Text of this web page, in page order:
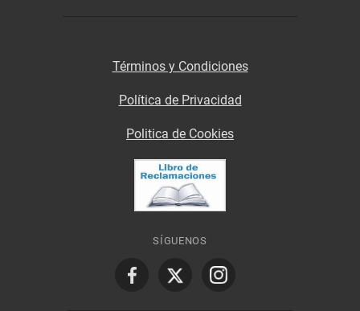
Términos y Condiciones
Política de Privacidad
Politica de Cookies
SÍGUENOS